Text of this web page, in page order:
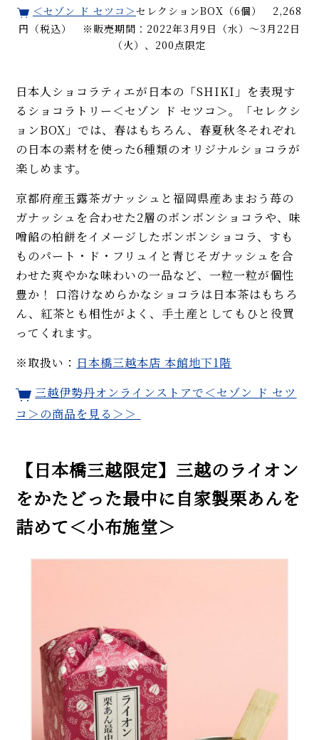
＜セゾン ド セツコ＞セレクションBOX（6個） 2,268
円（税込） ※販売期間：2022年3月9日（水）～3月22日
（火）、200点限定
日本人ショコラティエが日本の「SHIKI」を表現す
るショコラトリー＜セゾン ド セツコ＞。「セレクシ
ョンBOX」では、春はもちろん、春夏秋冬それぞれ
の日本の素材を使った6種類のオリジナルショコラが
楽しめます。
京都府産玉露茶ガナッシュと福岡県産あまおう苺の
ガナッシュを合わせた2層のボンボンショコラや、味
噌餡の柏餅をイメージしたボンボンショコラ、すも
ものパート・ド・フリュイと青じそガナッシュを合
わせた爽やかな味わいの一品など、一粒一粒が個性
豊か！ 口溶けなめらかなショコラは日本茶はもちろ
ん、紅茶とも相性がよく、手土産としてもひと役買
ってくれます。
※取扱い： 日本橋三越本店 本館地下1階
三越伊勢丹オンラインストアで＜セゾン ド セツ
コ＞の商品を見る＞＞
【日本橋三越限定】三越のライオン
をかたどった最中に自家製栗あんを
詰めて＜小布施堂＞